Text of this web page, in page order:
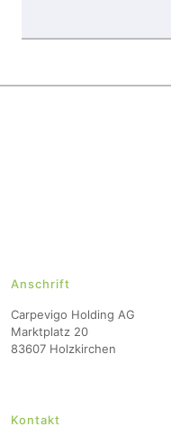
Anschrift
Carpevigo Holding AG
Marktplatz 20
83607 Holzkirchen
Kontakt